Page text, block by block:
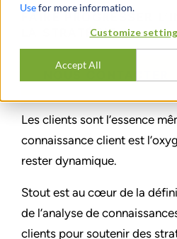
Usefor more information.
Customize
Accept All
FAIRE PROGRESSER
LA STRATÉGIE
Les clients sont l’essence
connaissance client est
rester dynamique.
Stout est au cœur de la
de l’analyse de
clients pour soutenir des